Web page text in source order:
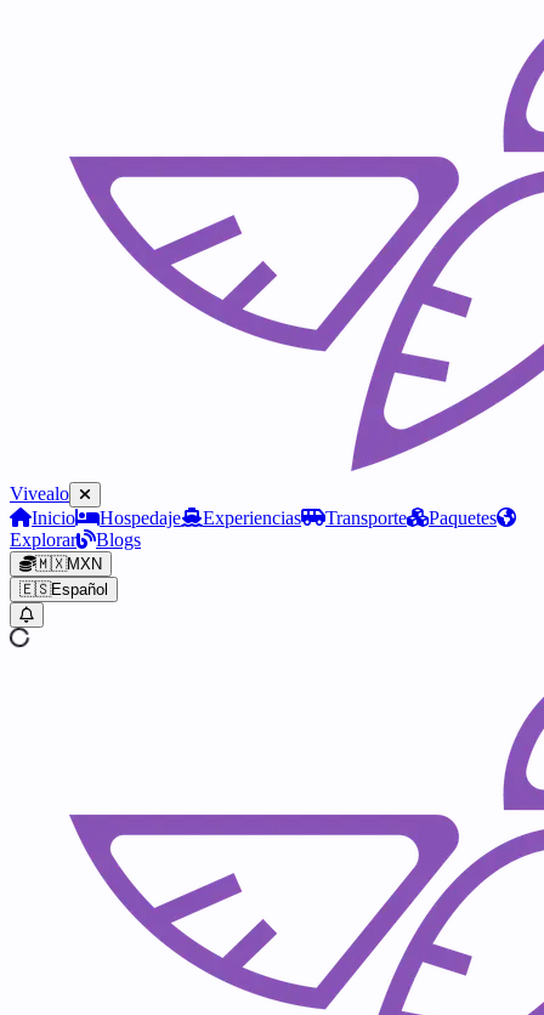
Vivealo
Inicio
Hospedaje Experiencias Transporte
Paquetes
Explorar
Blogs
🇲🇽MXN
🇪🇸Español